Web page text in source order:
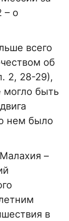
– о
всего
об
2, 28-29),
могло быть
нем было
–
в